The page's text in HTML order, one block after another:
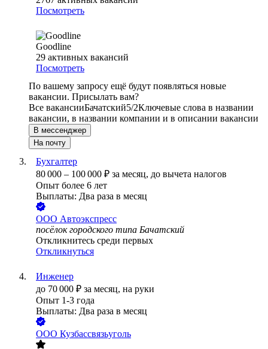
Посмотреть
Goodline
29 активных вакансий
Посмотреть
По вашему запросу ещё будут появляться новые
вакансии. Присылать вам?
Все вакансииБачатский5/2Ключевые слова в названии
вакансии, в названии компании и в описании вакансии
В мессенджер
На почту
Бухгалтер
80 000 – 100 000 ₽ за месяц, до вычета налогов
Опыт более 6 лет
Выплаты: Два раза в месяц
ООО Автоэкспресс
посёлок городского типа Бачатский
Откликнитесь среди первых
Откликнуться
Инженер
до 70 000 ₽ за месяц, на руки
Опыт 1-3 года
Выплаты: Два раза в месяц
ООО Кузбассвязьуголь